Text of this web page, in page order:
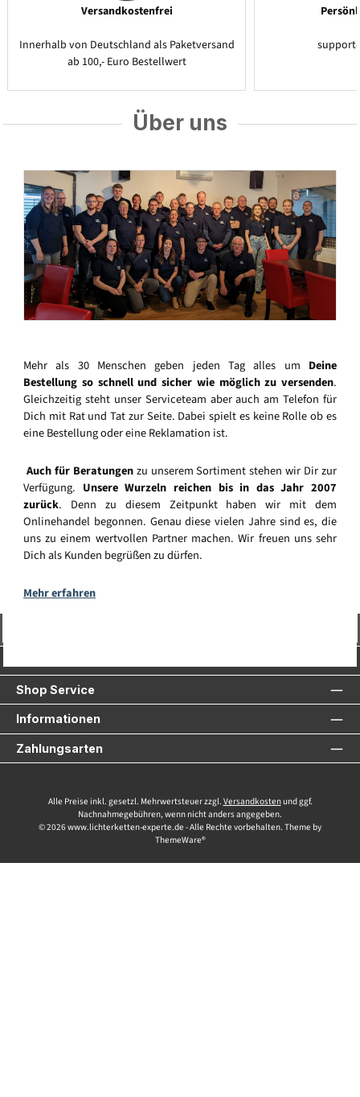
Versandkostenfrei
Innerhalb von Deutschland als Paketversand
ab 100,- Euro Bestellwert
Über uns
Mehr als 30 Menschen geben jeden Tag alles um Deine
Bestellung so schnell und sicher wie möglich zu versenden.
Gleichzeitig steht unser Serviceteam aber auch am Telefon für
Dich mit Rat und Tat zur Seite. Dabei spielt es keine Rolle ob es
eine Bestellung oder eine Reklamation ist.
Auch für Beratungenzu unserem Sortiment stehen wir Dir zur
Verfügung. Unsere Wurzeln reichen bis in das Jahr 2007
zurück. Denn zu diesem Zeitpunkt haben wir mit dem
Onlinehandel begonnen. Genau diese vielen Jahre sind es, die
uns zu einem wertvollen Partner machen. Wir freuen uns sehr
Dich als Kunden begrüßen zu dürfen.
Mehr erfahren
Shop Service
Informationen
Zahlungsarten
Alle Preise inkl. gesetzl. Mehrwertsteuer zzgl. Versandkostenund ggf.
Nachnahmegebühren, wenn nicht anders angegeben.
© 2026 www.lichterketten-experte.de - Alle Rechte vorbehalten. Theme by
ThemeWare®